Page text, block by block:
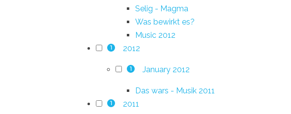
Selig - Magma
Was bewirkt es?
Music 2012
1 2012
1 January 2012
Das wars - Musik 2011
1 2011